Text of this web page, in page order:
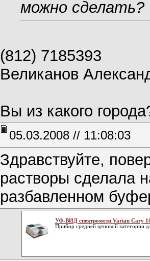
можно сделать?
(812) 7185393
Великанов
Вы из какого
05.03.2008 // 11:08:03
Здравствуйте,
растворы сделала
разбавленном
УФ-ВИД спектрометр Varian Cary
Прибор средней ценовой категории